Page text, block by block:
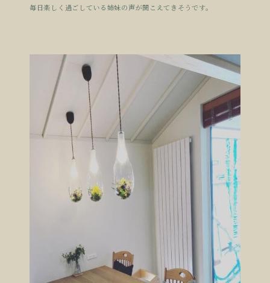
毎日楽しく過ごしている姉妹の声が聞こえてきそうです。